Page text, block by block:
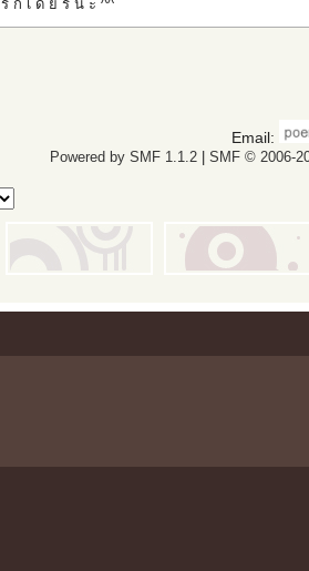
รั ก เ ดี ย ร์ น ะ ^^
Email:
Powered by SMF 1.1.2| SMF © 2006-